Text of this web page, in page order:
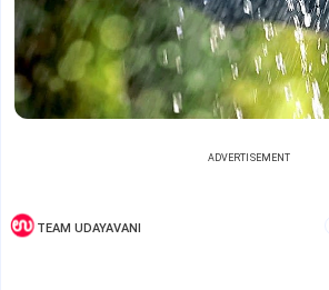
ADVERTISEMENT
TEAM UDAYAVANI